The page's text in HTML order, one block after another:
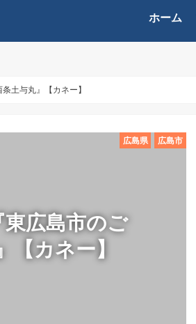
ホーム
土与丸』【カネー】
広島市のご
カネー】
広島市
広島県